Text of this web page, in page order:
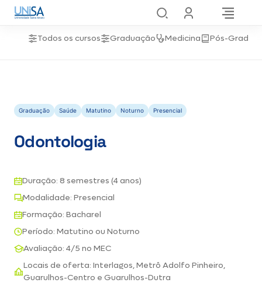
Todos os cursos Graduação Medicina Pós-
Graduação Saúde Matutino Noturno Presencial
Odontologia
Duração: 8 semestres (4 anos)
Modalidade: Presencial
Formação: Bacharel
Período: Matutino ou Noturno
Avaliação: 4/5 no MEC
Locais de oferta: Interlagos, Metrô Adolfo Pinheiro,
Guarulhos-Centro e Guarulhos-Dutra